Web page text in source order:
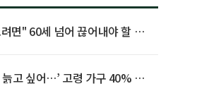
면" 60세 넘어 끊어내야 할 사
늙고 싶어…’ 고령 가구 40% 노